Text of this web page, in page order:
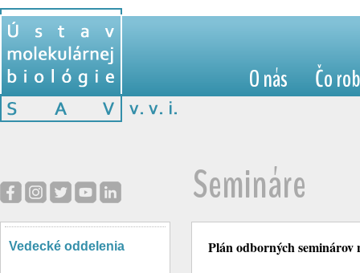
O nás Čo
Semináre
Vedecké oddelenia Plán odborných seminárov